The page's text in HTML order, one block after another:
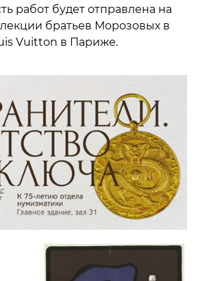
работ будет отправлена на
братьев Морозовых в
Vuitton в Париже.